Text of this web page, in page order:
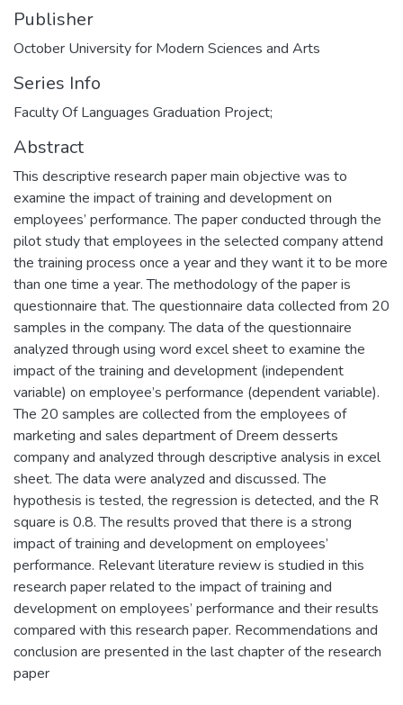
Publisher
October University for Modern Sciences and Arts
Series Info
Faculty Of Languages Graduation Project;
Abstract
This descriptive research paper main objective was to
examine the impact of training and development on
employees’ performance. The paper conducted through the
pilot study that employees in the selected company attend
the training process once a year and they want it to be more
than one time a year. The methodology of the paper is
questionnaire that. The questionnaire data collected from 20
samples in the company. The data of the questionnaire
analyzed through using word excel sheet to examine the
impact of the training and development (independent
variable) on employee’s performance (dependent variable).
The 20 samples are collected from the employees of
marketing and sales department of Dreem desserts
company and analyzed through descriptive analysis in excel
sheet. The data were analyzed and discussed. The
hypothesis is tested, the regression is detected, and the R
square is 0.8. The results proved that there is a strong
impact of training and development on employees’
performance. Relevant literature review is studied in this
research paper related to the impact of training and
development on employees’ performance and their results
compared with this research paper. Recommendations and
conclusion are presented in the last chapter of the research
paper